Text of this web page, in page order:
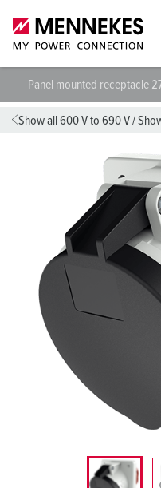
Panel mounted receptacle
Show all 600 V to 690 V/